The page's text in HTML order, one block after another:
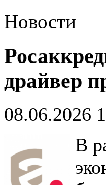
Новости
драйвер
08.06.2026
В